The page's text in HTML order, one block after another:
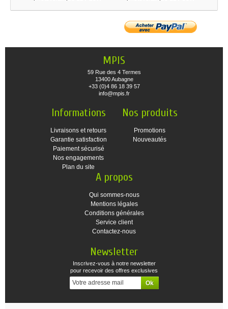
MPIS
59 Rue des 4 Termes
13400 Aubagne
+33 (0)4 86 18 39 57
info@mpis.fr
Informations
Livraisons et retours
Garantie satisfaction
Paiement sécurisé
Nos engagements
Plan du site
Nos produits
Promotions
Nouveautés
A propos
Qui sommes-nous
Mentions légales
Conditions générales
Service client
Contactez-nous
Newsletter
Inscrivez-vous à notre newsletter
pour recevoir des offres exclusives